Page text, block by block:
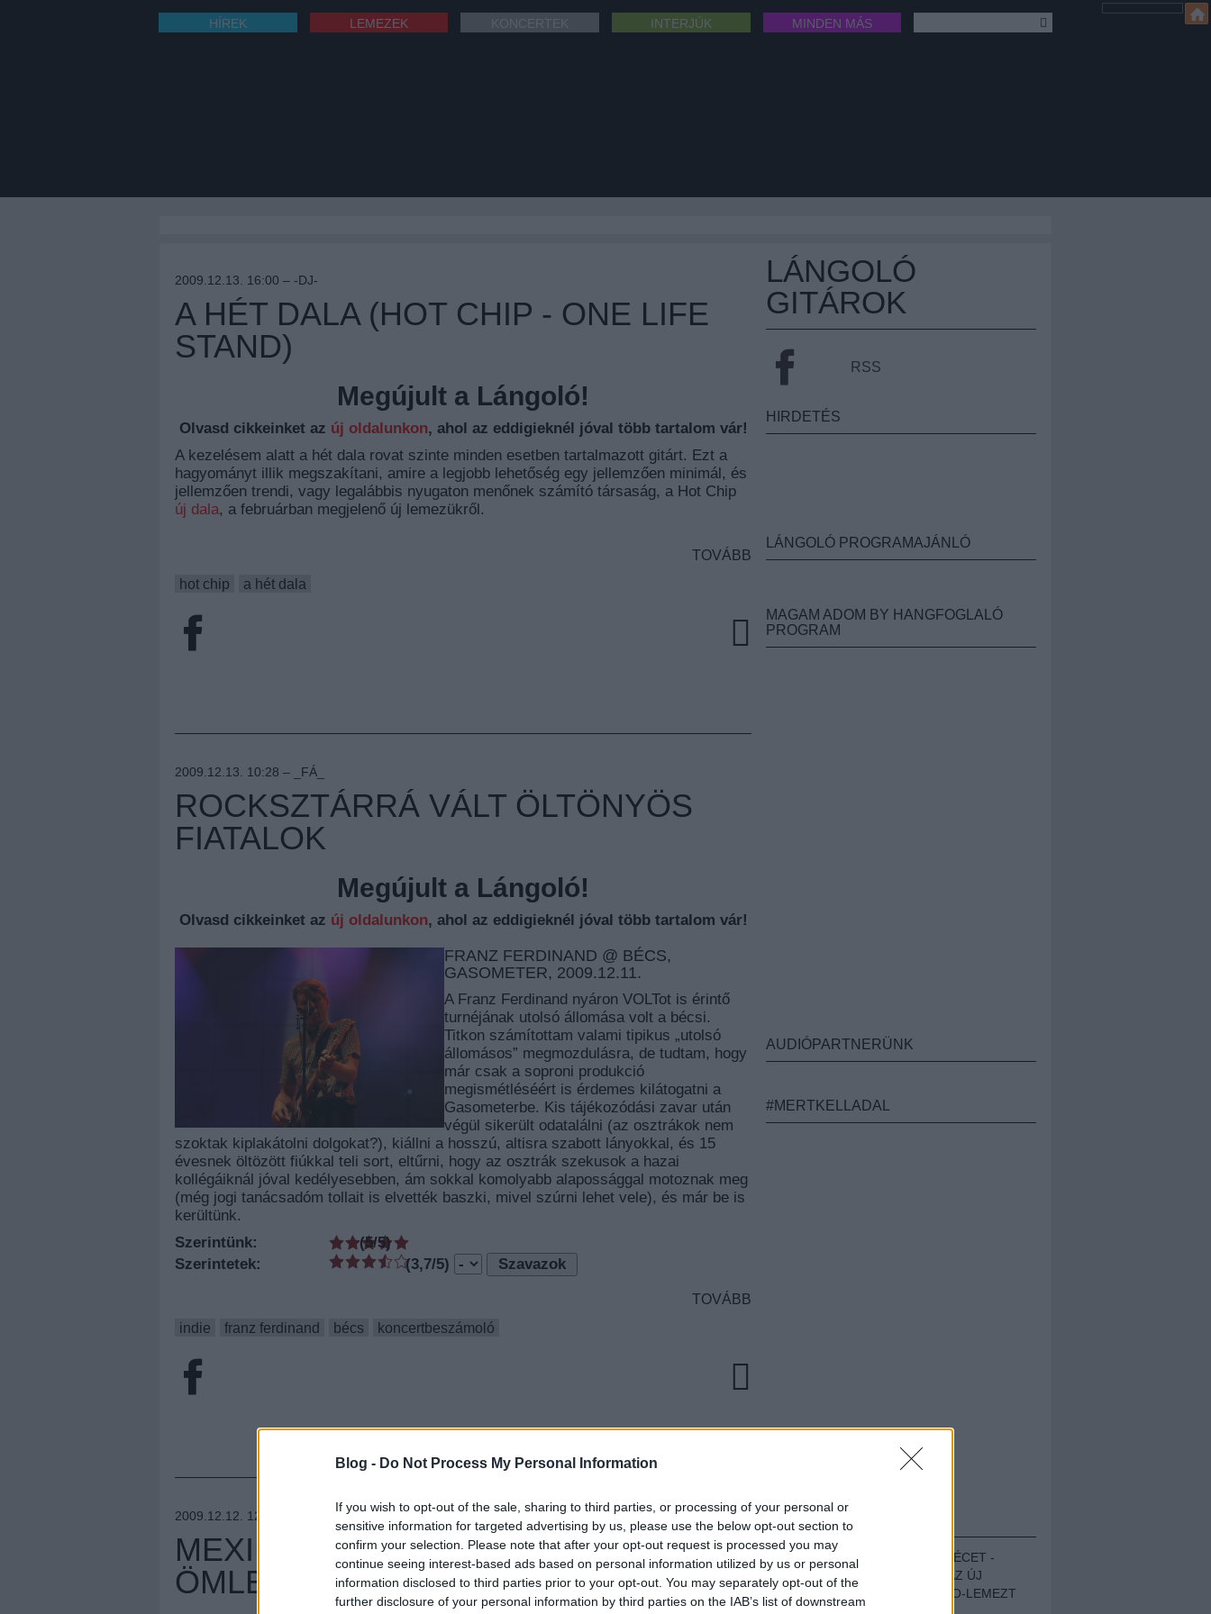
Blog - Do Not Process My Personal Information
If you wish to opt-out of the sale, sharing to third parties, or processing of your personal or
sensitive information for targeted advertising by us, please use the below opt-out section to
confirm your selection. Please note that after your opt-out request is processed you may
continue seeing interest-based ads based on personal information utilized by us or personal
information disclosed to third parties prior to your opt-out. You may separately opt-out of the
further disclosure of your personal information by third parties on the IAB’s list of downstream
HÍREK LEMEZEK INTERJÚK MINDEN MÁS
2009.12.13. 16:00 – -DJ-
A HÉT DALA (HOT CHIP - ONE LIFE
STAND)
Megújult a Lángoló!
Olvasd cikkeinket az új oldalunkon, ahol az eddigieknél jóval több tartalom vár!
A kezelésem alatt a hét dala rovat szinte minden esetben tartalmazott gitárt. Ezt a
hagyományt illik megszakítani, amire a legjobb lehetőség egy jellemzően minimál, és
jellemzően trendi, vagy legalábbis nyugaton menőnek számító társaság, a Hot Chip
új dala, a februárban megjelenő új lemezükről.
TOVÁBB
hot chip
a hét dala
2009.12.13. 10:28 – _FÁ_
ROCKSZTÁRRÁ VÁLT ÖLTÖNYÖS
FIATALOK
Megújult a Lángoló!
Olvasd cikkeinket az új oldalunkon, ahol az eddigieknél jóval több tartalom vár!
FRANZ FERDINAND @ BÉCS,
GASOMETER, 2009.12.11.
A Franz Ferdinand nyáron VOLTot is érintő
turnéjának utolsó állomása volt a bécsi.
Titkon számítottam valami tipikus „utolsó
állomásos” megmozdulásra, de tudtam, hogy
már csak a soproni produkció
megismétléséért is érdemes kilátogatni a
Gasometerbe. Kis tájékozódási zavar után
végül sikerült odatalálni (az osztrákok nem
szoktak kiplakátolni dolgokat?), kiállni a hosszú, altisra szabott lányokkal, és 15
évesnek öltözött fiúkkal teli sort, eltűrni, hogy az osztrák szekusok a hazai
kollégáiknál jóval kedélyesebben, ám sokkal komolyabb alapossággal motoznak meg
(még jogi tanácsadóm tollait is elvették baszki, mivel szúrni lehet vele), és már be is
kerültünk.
Szerintünk:
(5/5)
Szerintetek:
(3,7/5)
TOVÁBB
indie
franz ferdinand bécs koncertbeszámoló
2009.12.12. 12:52 – A LÁNGOLÓK
MEXIKÓI PSZICHEDELIA -
ÖMLESZTETT ANYAG #21
LÁNGOLÓ
GITÁROK
RSS
HIRDETÉS
LÁNGOLÓ PROGRAMAJÁNLÓ
MAGAM ADOM BY HANGFOGLALÓ
PROGRAM
AUDIÓPARTNERÜNK
#MERTKELLADAL
EZT HALLGASD!
MEGUGROTTÁK A LÉCET -
MEGHALLGATTUK AZ ÚJ
PROTEST THE HERO-LEMEZT